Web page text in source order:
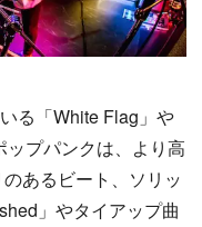
る「White Flag」や
ップパンクは、より高
あるビート、ソリッ
」やタイアップ曲